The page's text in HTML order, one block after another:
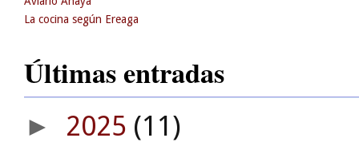
La cocina según Ereaga
Últimas entradas
► 2025 (11)